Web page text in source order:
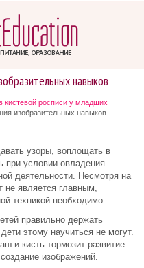
навыков
кистевой росписи у младших
изобразительных навыков
узоры, воплощать в
при условии овладения
деятельности. Несмотря на
не является главным,
техникой необходимо.
правильно держать
этому научиться не могут.
и кисть тормозит развитие
изображений.